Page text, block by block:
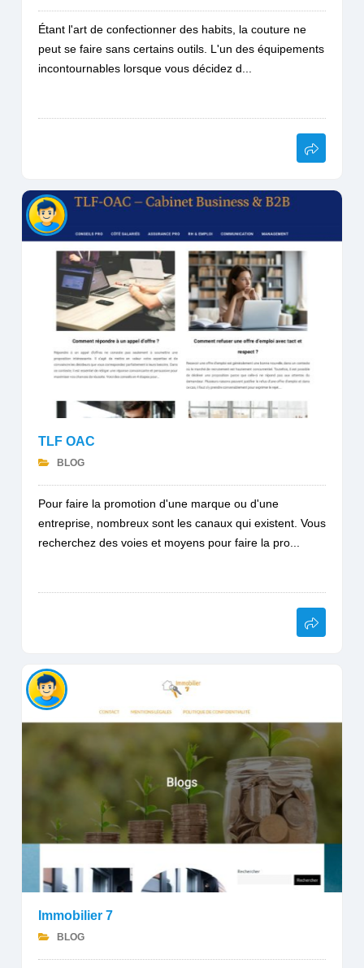
Étant l'art de confectionner des habits, la couture ne
peut se faire sans certains outils. L'un des équipements
incontournables lorsque vous décidez d...
TLF OAC
BLOG
Pour faire la promotion d'une marque ou d'une
entreprise, nombreux sont les canaux qui existent. Vous
recherchez des voies et moyens pour faire la pro...
Immobilier 7
BLOG